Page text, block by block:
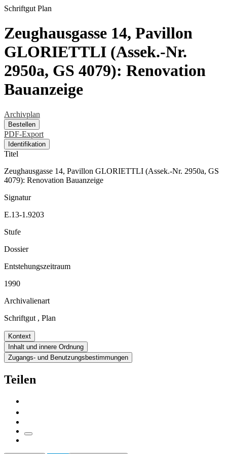
Schriftgut Plan
Zeughausgasse 14, Pavillon
GLORIETTLI (Assek.-Nr.
2950a, GS 4079): Renovation
Bauanzeige
Archivplan
Bestellen
PDF-Export
Identifikation
Titel
Zeughausgasse 14, Pavillon GLORIETTLI (Assek.-Nr. 2950a, GS
4079): Renovation Bauanzeige
Signatur
E.13-1.9203
Stufe
Dossier
Entstehungszeitraum
1990
Archivalienart
Schriftgut , Plan
Kontext
Inhalt und innere Ordnung
Zugangs- und Benutzungsbestimmungen
Teilen